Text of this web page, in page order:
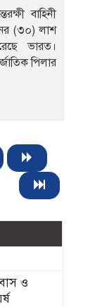
বাহিনী
(৩০) লাশ
ভারত।
পিলার
ও